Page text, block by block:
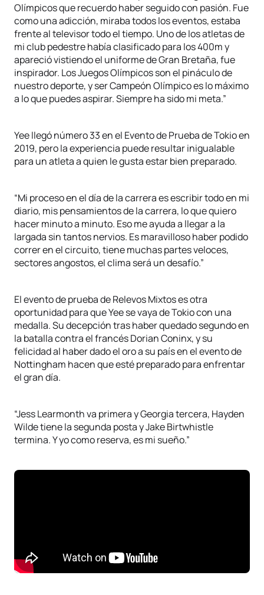
Olímpicos que recuerdo haber seguido con pasión. Fue
como una adicción, miraba todos los eventos, estaba
frente al televisor todo el tiempo. Uno de los atletas de
mi club pedestre había clasificado para los 400m y
apareció vistiendo el uniforme de Gran Bretaña, fue
inspirador. Los Juegos Olímpicos son el pináculo de
nuestro deporte, y ser Campeón Olímpico es lo máximo
a lo que puedes aspirar. Siempre ha sido mi meta.”
Yee llegó número 33 en el Evento de Prueba de Tokio en
2019, pero la experiencia puede resultar inigualable
para un atleta a quien le gusta estar bien preparado.
“Mi proceso en el día de la carrera es escribir todo en mi
diario, mis pensamientos de la carrera, lo que quiero
hacer minuto a minuto. Eso me ayuda a llegar a la
largada sin tantos nervios. Es maravilloso haber podido
correr en el circuito, tiene muchas partes veloces,
sectores angostos, el clima será un desafío.”
El evento de prueba de Relevos Mixtos es otra
oportunidad para que Yee se vaya de Tokio con una
medalla. Su decepción tras haber quedado segundo en
la batalla contra el francés Dorian Coninx, y su
felicidad al haber dado el oro a su país en el evento de
Nottingham hacen que esté preparado para enfrentar
el gran día.
“Jess Learmonth va primera y Georgia tercera, Hayden
Wilde tiene la segunda posta y Jake Birtwhistle
termina. Y yo como reserva, es mi sueño.”